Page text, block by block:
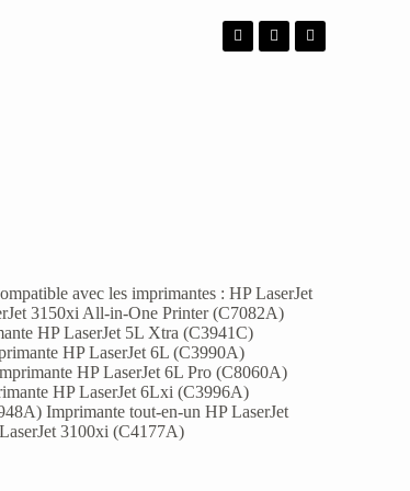
avec les imprimantes : HP LaserJet
3150xi All-in-One Printer (C7082A)
HP LaserJet 5L Xtra (C3941C)
HP LaserJet 6L (C3990A)
HP LaserJet 6L Pro (C8060A)
HP LaserJet 6Lxi (C3996A)
Imprimante tout-en-un HP LaserJet
3100xi (C4177A)